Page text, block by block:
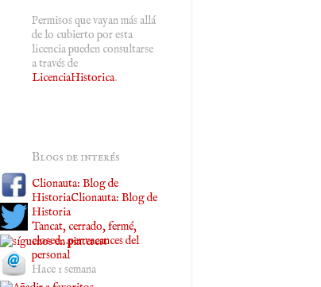
Permisos que vayan más allá
de lo cubierto por esta
licencia pueden consultarse
a través de
LicenciaHistorica.
Blogs de interés
Clionauta: Blog de
HistoriaClionauta: Blog de
Historia
Tancat, cerrado, fermé,
closed…per vacances del
personal
Hace 1 semana